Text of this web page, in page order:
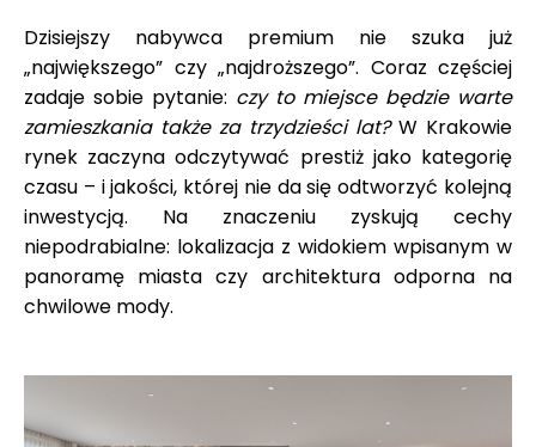
Dzisiejszy nabywca premium nie szuka już
„największego” czy „najdroższego”. Coraz częściej
zadaje sobie pytanie: czy to miejsce będzie warte
zamieszkania także za trzydzieści lat?W Krakowie
rynek zaczyna odczytywać prestiż jako kategorię
czasu – i jakości, której nie da się odtworzyć kolejną
inwestycją. Na znaczeniu zyskują cechy
niepodrabialne: lokalizacja z widokiem wpisanym w
panoramę miasta czy architektura odporna na
chwilowe mody.